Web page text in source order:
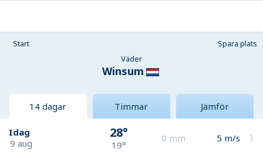
Start
Spara plats
Väder
Winsum
14 dagar Timmar Jämför
Idag
9 aug
28°
19°
0 mm 5 m/s